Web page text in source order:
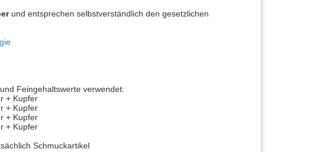
und entsprechen selbstverständlich den gesetzlichen
Feingehaltswerte verwendet:
+ Kupfer
+ Kupfer
+ Kupfer
+ Kupfer
Schmuckartikel